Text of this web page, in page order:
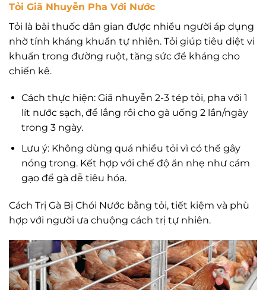
Tỏi Giã Nhuyễn Pha Với Nước
Tỏi là bài thuốc dân gian được nhiều người áp dụng
nhờ tính kháng khuẩn tự nhiên. Tỏi giúp tiêu diệt vi
khuẩn trong đường ruột, tăng sức đề kháng cho
chiến kê.
Cách thực hiện: Giã nhuyễn 2-3 tép tỏi, pha với 1
lít nước sạch, để lắng rồi cho gà uống 2 lần/ngày
trong 3 ngày.
Lưu ý: Không dùng quá nhiều tỏi vì có thể gây
nóng trong. Kết hợp với chế độ ăn nhẹ như cám
gạo để gà dễ tiêu hóa.
Cách Trị Gà Bị Chói Nước bằng tỏi, tiết kiệm và phù
hợp với người ưa chuộng cách trị tự nhiên.